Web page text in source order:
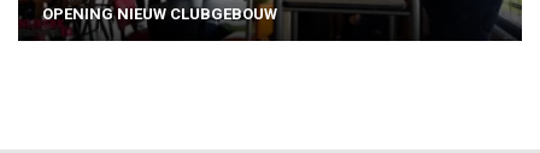
OPENING NIEUW CLUBGEBOUW